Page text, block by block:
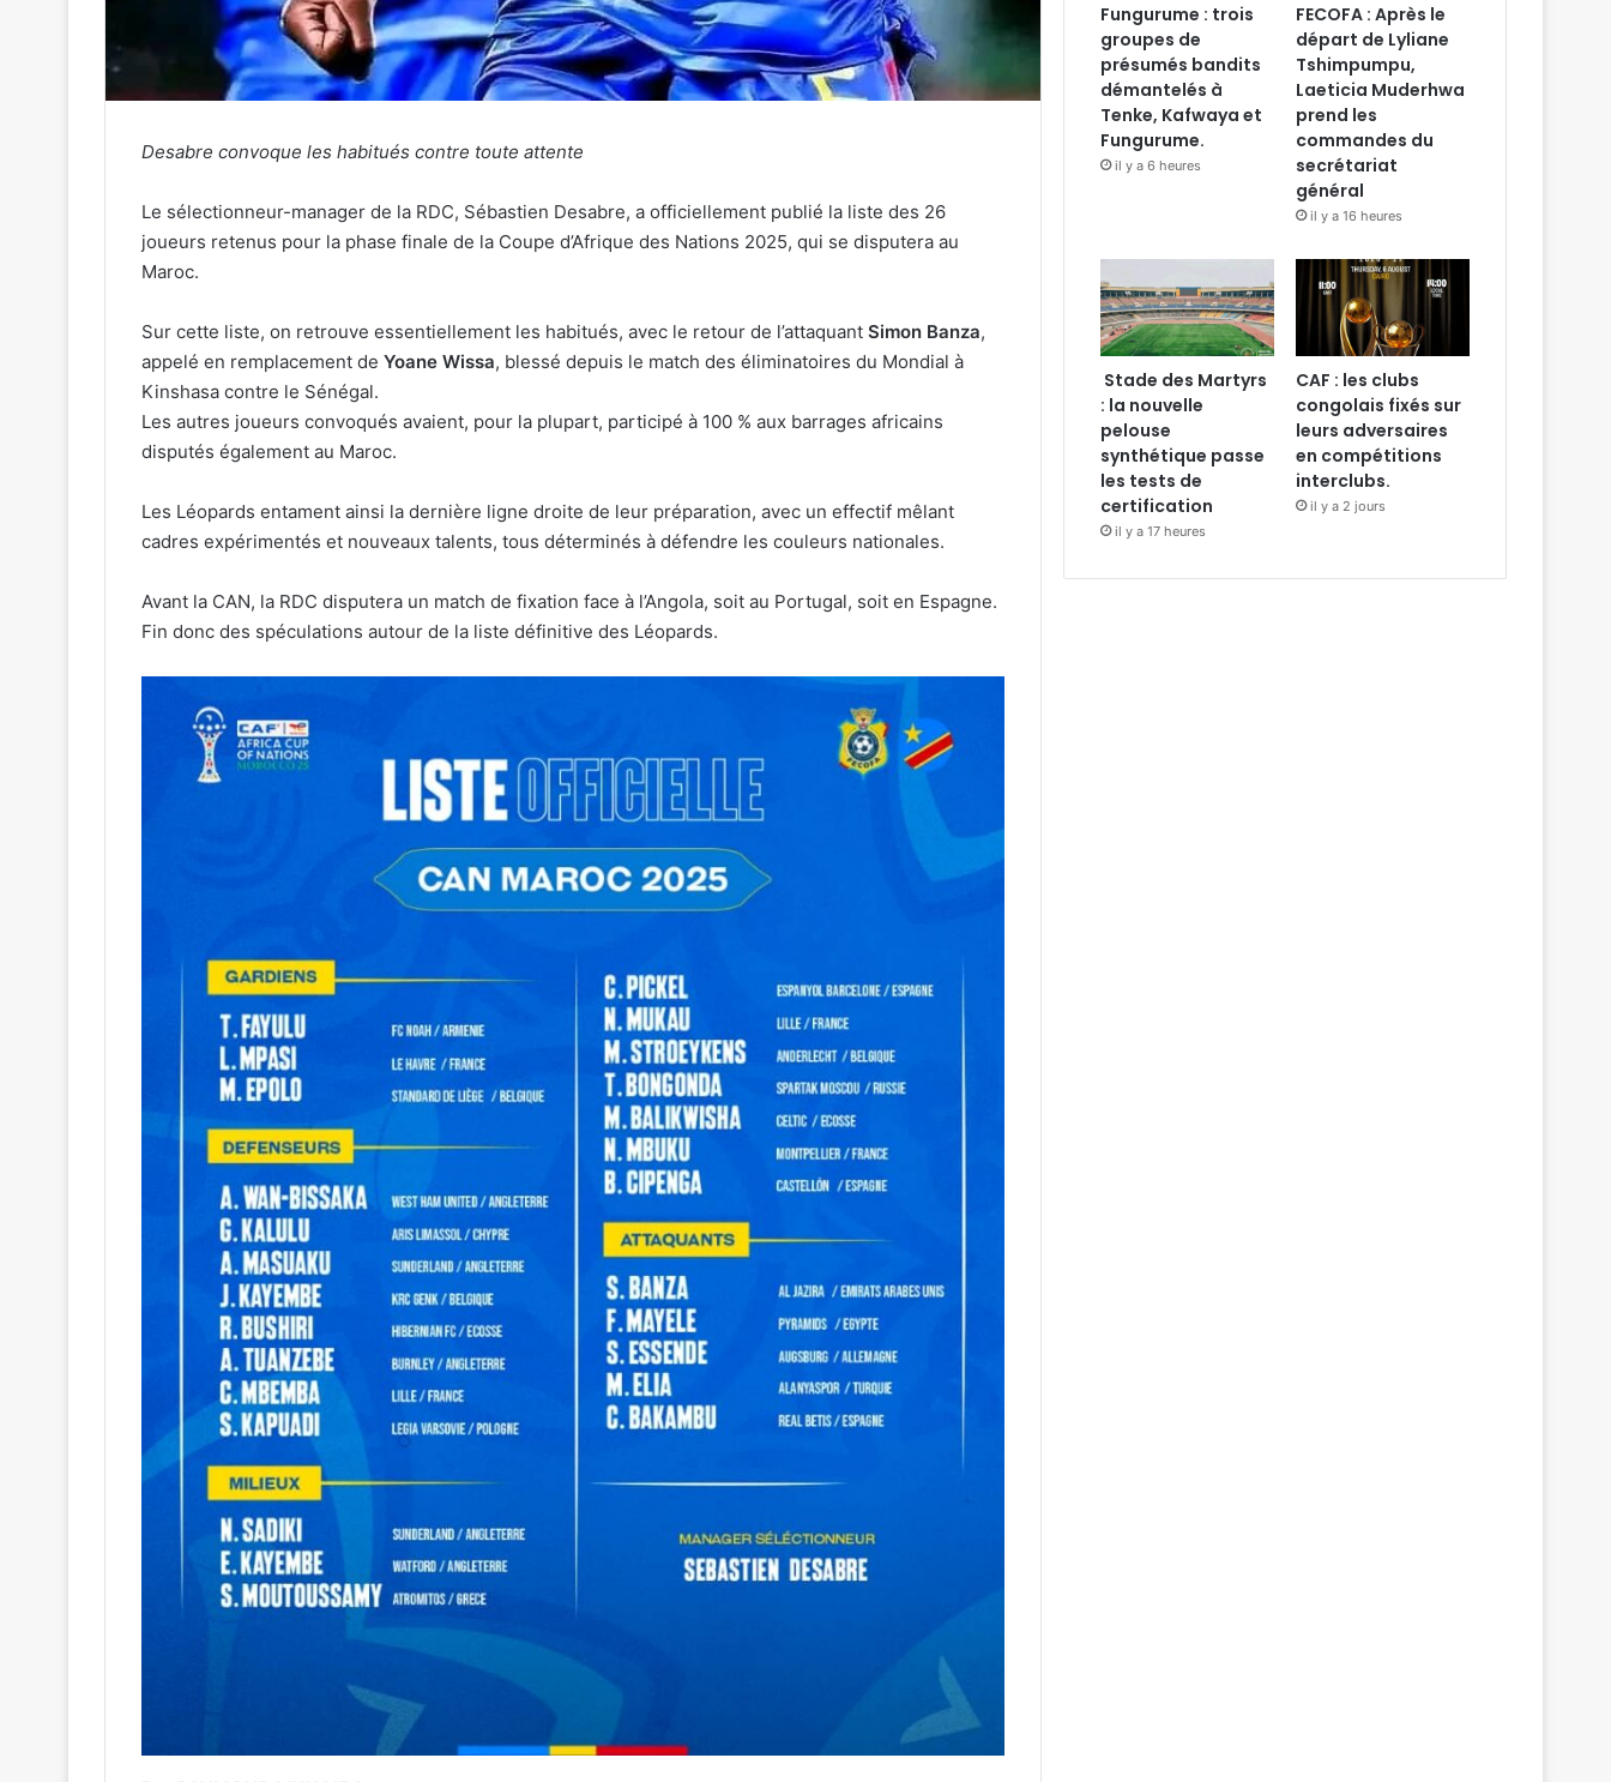
Desabre convoque les habitués contre toute attente
Le sélectionneur-manager de la RDC, Sébastien Desabre, a officiellement publié la liste des 26
joueurs retenus pour la phase finale de la Coupe d’Afrique des Nations 2025, qui se disputera au
Maroc.
Sur cette liste, on retrouve essentiellement les habitués, avec le retour de l’attaquant Simon Banza,
appelé en remplacement de Yoane Wissa, blessé depuis le match des éliminatoires du Mondial à
Kinshasa contre le Sénégal.
Les autres joueurs convoqués avaient, pour la plupart, participé à 100 % aux barrages africains
disputés également au Maroc.
Les Léopards entament ainsi la dernière ligne droite de leur préparation, avec un effectif mêlant
cadres expérimentés et nouveaux talents, tous déterminés à défendre les couleurs nationales.
Avant la CAN, la RDC disputera un match de fixation face à l’Angola, soit au Portugal, soit en Espagne.
Fin donc des spéculations autour de la liste définitive des Léopards.
Fungurume : trois
groupes de
présumés bandits
démantelés à
Tenke, Kafwaya et
Fungurume.
il y a 6 heures
FECOFA : Après le
départ de Lyliane
Tshimpumpu,
Laeticia Muderhwa
prend les
commandes du
secrétariat
général
il y a 16 heures
Stade des Martyrs
: la nouvelle
pelouse
synthétique passe
les tests de
certification
il y a 17 heures
CAF : les clubs
congolais fixés sur
leurs adversaires
en compétitions
interclubs.
il y a 2 jours